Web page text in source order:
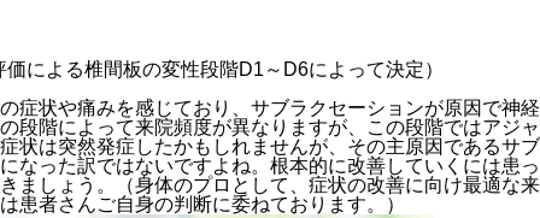
による椎間板の変性段階D1～D6によって決定）
症状や痛みを感じており、サブラクセーションが原因で神
段階によって来院頻度が異なりますが、この段階ではアジ
状は突然発症したかもしれませんが、その主原因であるサ
なった訳ではないですよね。根本的に改善していくには患
ましょう。（身体のプロとして、症状の改善に向け最適な
患者さんご自身の判断に委ねております。）